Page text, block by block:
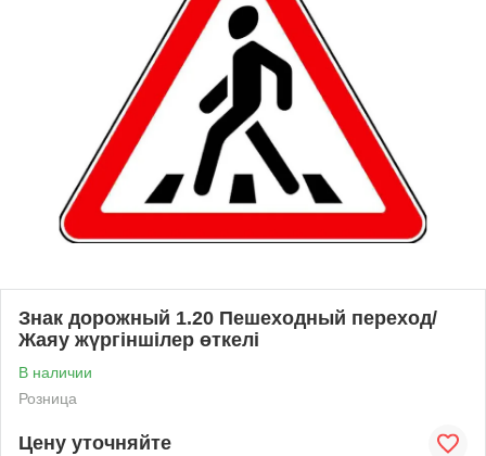
Знак дорожный 1.20 Пешеходный переход/
Жаяу жүргіншілер өткелі
В наличии
Розница
Цену уточняйте